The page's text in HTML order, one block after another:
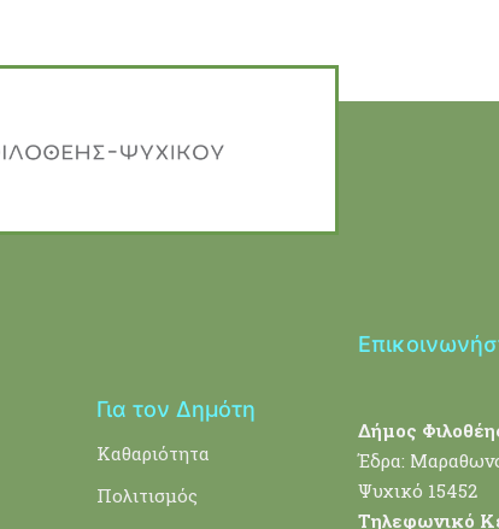
Για τον Δημότη
Καθαριότητα
Πολιτισμός
Δήμος
Έδρα:
Ψυχικό 15452
Τηλεφωνικό